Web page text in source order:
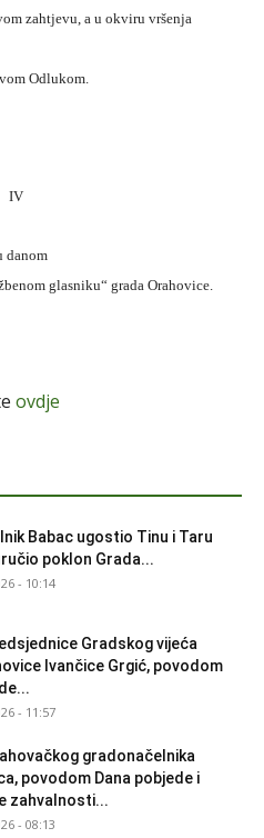
zahtjevu, a u okviru vršenja
Odlukom.
IV
danom
glasniku“ grada Orahovice.
ovdje
Babac ugostio Tinu i Taru
poklon Grada...
- 10:14
Gradskog vijeća
Ivančice Grgić, povodom
- 11:57
gradonačelnika
povodom Dana pobjede i
zahvalnosti...
- 08:13